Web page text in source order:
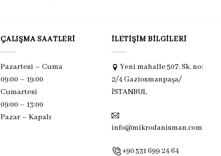
ÇALIŞMA SAATLERI
Pazartesi – Cuma
09:00 – 19:00
Cumartesi
09:00 – 13:00
Pazar – Kapalı
İLETIŞIM BILGILERI
Yeni mahalle 507. Sk. no:
2/4 Gaziosmanpaşa/
İSTANBUL
info@mikrodanisman.com
+90 531 699 24 64